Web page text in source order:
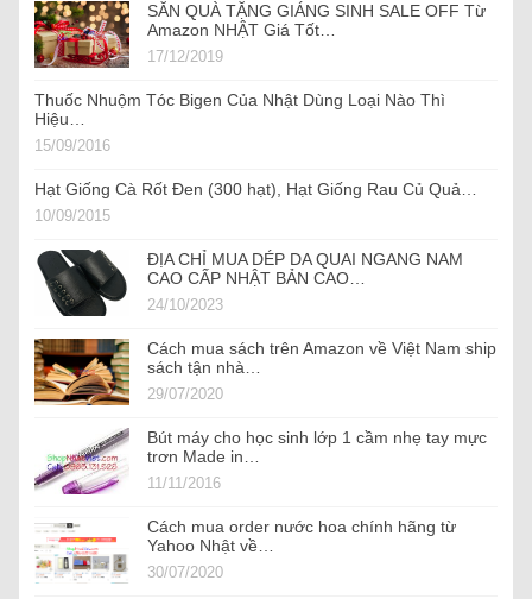
SĂN QUÀ TẶNG GIÁNG SINH SALE OFF Từ
Amazon NHẬT Giá Tốt…
17/12/2019
Thuốc Nhuộm Tóc Bigen Của Nhật Dùng Loại Nào Thì
Hiệu…
15/09/2016
Hạt Giống Cà Rốt Đen (300 hạt), Hạt Giống Rau Củ Quả…
10/09/2015
ĐỊA CHỈ MUA DÉP DA QUAI NGANG NAM
CAO CẤP NHẬT BẢN CAO…
24/10/2023
Cách mua sách trên Amazon về Việt Nam ship
sách tận nhà…
29/07/2020
Bút máy cho học sinh lớp 1 cầm nhẹ tay mực
trơn Made in…
11/11/2016
Cách mua order nước hoa chính hãng từ
Yahoo Nhật về…
30/07/2020